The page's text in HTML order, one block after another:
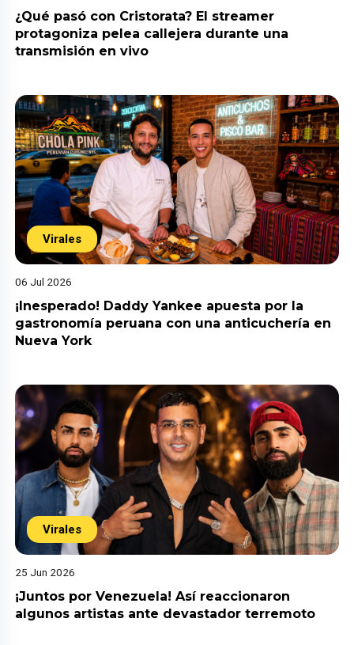
¿Qué pasó con Cristorata? El streamer
protagoniza pelea callejera durante una
transmisión en vivo
Virales
06 Jul 2026
¡Inesperado! Daddy Yankee apuesta por la
gastronomía peruana con una anticuchería en
Nueva York
Virales
25 Jun 2026
¡Juntos por Venezuela! Así reaccionaron
algunos artistas ante devastador terremoto